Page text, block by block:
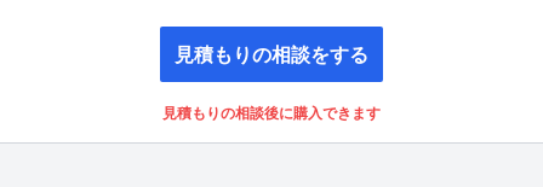
見積もりの相談をする
見積もりの相談後に購入できます